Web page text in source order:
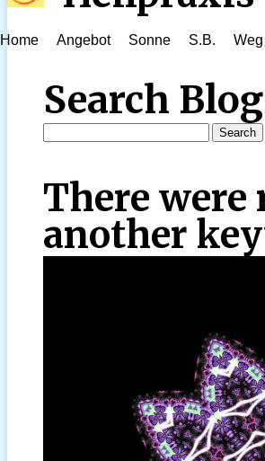
Home Angebot Sonne S.B. Weg
Search Blog
There were
another